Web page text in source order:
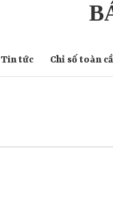
Tin tức Chỉ số toàn